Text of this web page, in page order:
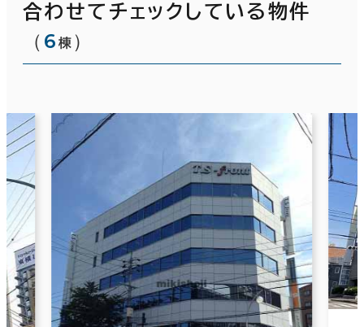
合わせてチェックしている物件
（ 6 棟 ）